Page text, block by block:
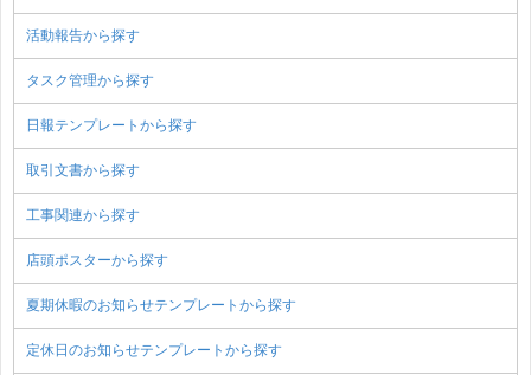
活動報告から探す
タスク管理から探す
日報テンプレートから探す
取引文書から探す
工事関連から探す
店頭ポスターから探す
夏期休暇のお知らせテンプレートから探す
定休日のお知らせテンプレートから探す